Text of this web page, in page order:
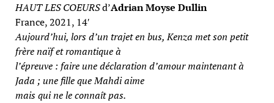
HAUT LES COEURSd’Adrian Moyse Dullin
France, 2021, 14′
Aujourd’hui, lors d’un trajet en bus, Kenza met son petit
frère naïf et romantique à
l’épreuve : faire une déclaration d’amour maintenant à
Jada ; une fille que Mahdi aime
mais qui ne le connaît pas.